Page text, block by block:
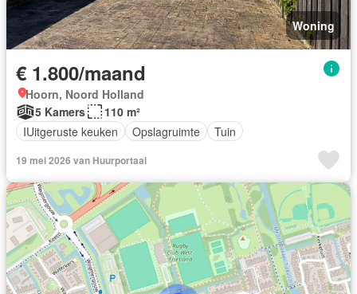
Woning
€ 1.800/maand
Hoorn, Noord Holland
5 Kamers
110 m²
IUitgeruste keuken
Opslagruimte Tuin
19 mei 2026 van Huurportaal